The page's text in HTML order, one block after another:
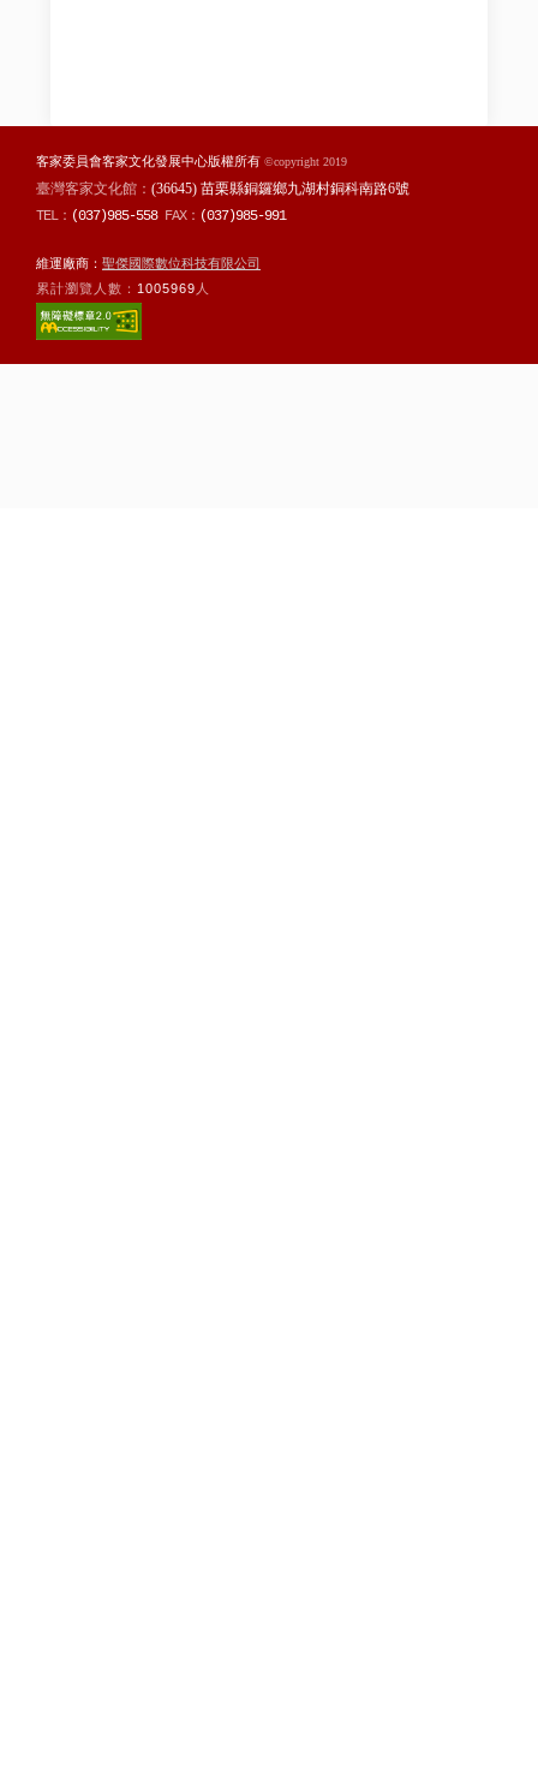
客家委員會客家文化發展中心版權所有 ©copyright 2019
臺灣客家文化館： (36645) 苗栗縣銅鑼鄉九湖村銅科南路6號
TEL： (037)985-558FAX： (037)985-991
維運廠商： 聖傑國際數位科技有限公司
累計瀏覽人數： 1005969 人